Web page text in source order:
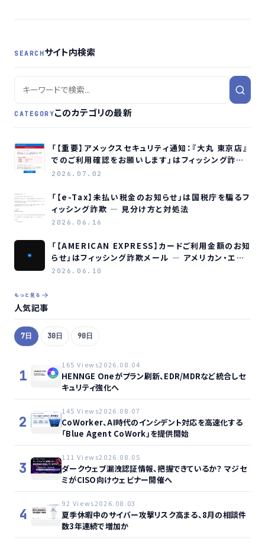
SEARCHサイト内検索
CATEGORYこのカテゴリの最新
「【重要】アメックスセキュリティ通知：『大丸 東京店』
でのご利用確認をお願いします」はフィッシング詐欺
メールです
2026.07.02
「【e-Tax】未払い税金のお知らせ」は国税庁を騙るフ
ィッシング詐欺 ― 見分け方と対処法
2026.06.16
「【AMERICAN EXPRESS】カードご利用金額のお知
らせ」はフィッシング詐欺メール ― アメリカン・エキ
スプレスを装う偽メールの見分け方
2026.06.10
もっと見る
人気記事
7日 30日 90日
1
165 Views2026.08.04
HENNGE Oneがプラン刷新、EDR/MDRなど統合しセ
キュリティ強化へ
2
145 Views2026.08.07
CoWorker、AI時代のインシデント対応を高速化する
「Blue Agent CoWork」を提供開始
3
111 Views2026.08.05
ダークウェブ漏洩認証情報、把握できているか？ マジセ
ミがCISO向けウェビナー開催へ
4
92 Views2026.08.03
夏季休暇中のサイバー攻撃リスク高まる、8月の相談件
数3年連続で増加か